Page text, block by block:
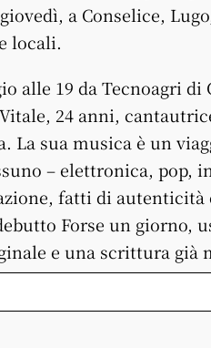
a Conselice,
locali.
alle 19 da Tecnoagri
24 anni,
La sua musica è un
– elettronica, pop,
fatti di
Forse un giorno,
e una scrittura già